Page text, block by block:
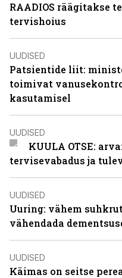
RAADIOS räägitakse
tervishoius
UUDISED
Patsientide liit:
toimivat
kasutamisel
UUDISED
KUULA OTSE:
tervisevabadus ja
UUDISED
Uuring: vähem
vähendada
UUDISED
Käimas on seitse